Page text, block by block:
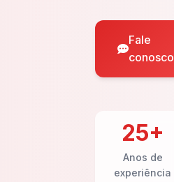
Fale
conosco
25+
Anos de
experiência